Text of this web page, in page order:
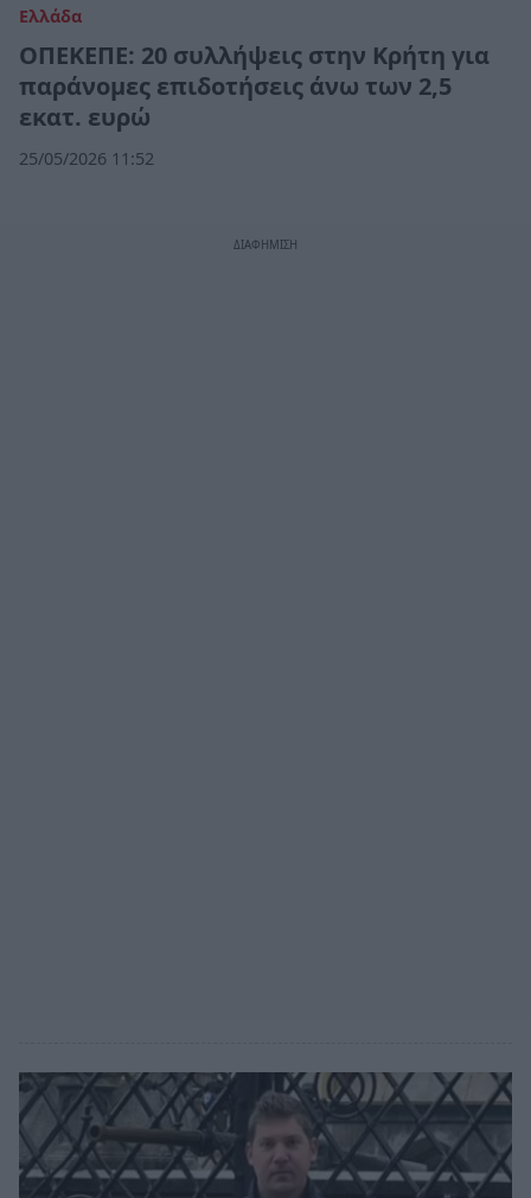
Ελλάδα
ΟΠΕΚΕΠΕ: 20 συλλήψεις στην Κρήτη για
παράνομες επιδοτήσεις άνω των 2,5
εκατ. ευρώ
25/05/2026 11:52